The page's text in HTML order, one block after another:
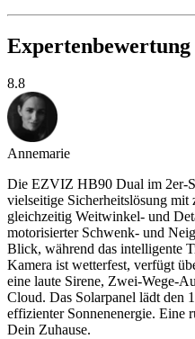
Expertenbewertung
8.8
Annemarie
Die EZVIZ HB90 Dual im 2er-
vielseitige Sicherheitslösung
gleichzeitig Weitwinkel- und
motorisierter Schwenk- und
Blick, während das intelligente
Kamera ist wetterfest, verfügt
eine laute Sirene, Zwei-Wege-
Cloud. Das Solarpanel lädt den
effizienter Sonnenenergie. Eine
Dein Zuhause.